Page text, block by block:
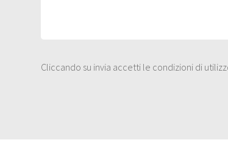
Cliccando su invia accetti le condizioni di